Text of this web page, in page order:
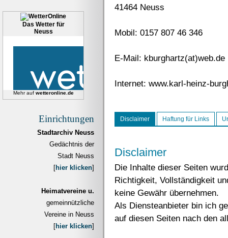
Das Wetter für
Neuss
Mehr auf wetteronline.de
Einrichtungen
Stadtarchiv Neuss
Gedächtnis der
Stadt Neuss
[hier klicken]
Heimatvereine u.
gemeinnützliche
Vereine in Neuss
[hier klicken]
41464 Neuss
Mobil: 0157 807 46 346
E-Mail: kburghartz(at)web.de
Internet: www.karl-heinz-
Disclaimer Haftung für Links
Disclaimer
Die Inhalte dieser Seiten
Richtigkeit, Vollständigkeit
keine Gewähr übernehmen.
Als Diensteanbieter bin ich
auf diesen Seiten nach den